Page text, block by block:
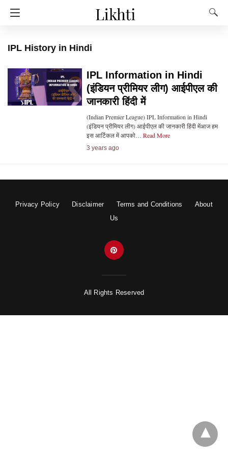
IPL History in Hindi
IPL Information in Hindi
(इंडियन प्रीमियर लीग) आईपीएल की
जानकारी हिंदी में
(Indian Premier League) IPL Information in Hindi
(इंडियन प्रीमियर लीग) आईपीएल की जानकारी हिंदी मेंआज हम
इस आर्टिकल में आपको… Read More
3 years ago
Privacy Policy Disclaimer Terms and Conditions
About
Us
All Rights Reserved